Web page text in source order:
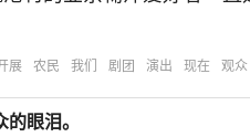
展 农民 我们 剧团 演出 现在 观众
眼泪。